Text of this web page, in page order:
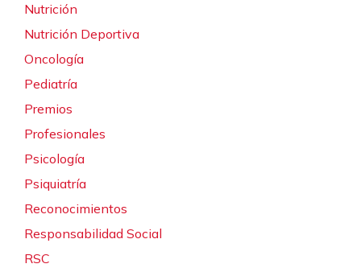
Nutrición
Nutrición Deportiva
Oncología
Pediatría
Premios
Profesionales
Psicología
Psiquiatría
Reconocimientos
Responsabilidad Social
RSC